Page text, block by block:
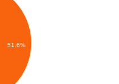
51.6%